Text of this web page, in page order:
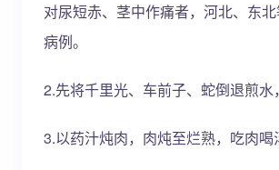
对尿短赤、茎中作痛者，河北、东
病例。
2.先将千里光、车前子、蛇倒退煎水
3.以药汁炖肉，肉炖至烂熟，吃肉喝